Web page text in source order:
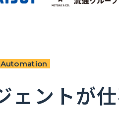
Automation
ェントが